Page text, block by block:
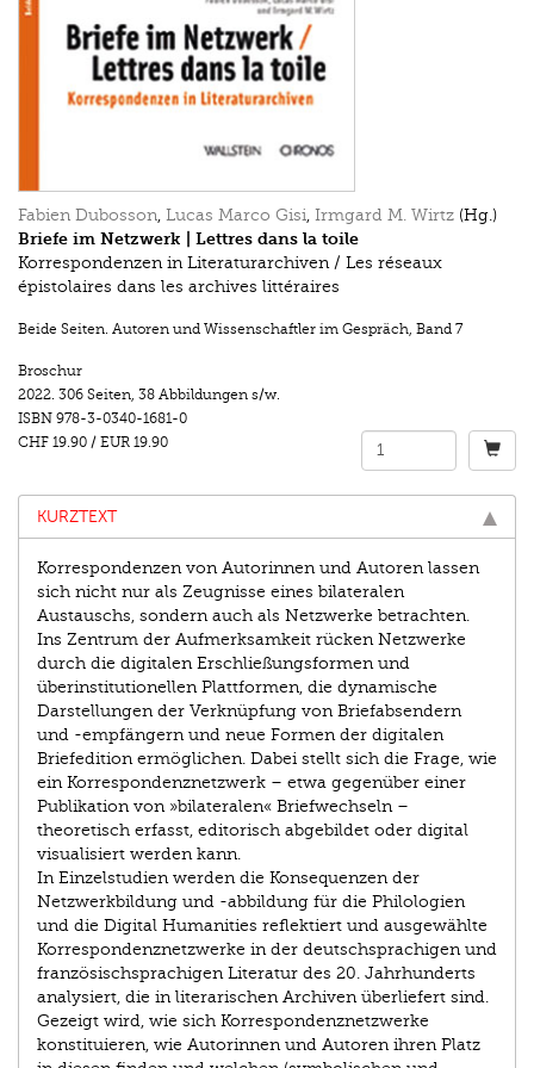
Fabien Dubosson Lucas Marco Gisi Irmgard M. Wirtz (Hg.)
Briefe im Netzwerk | Lettres dans la toile
Korrespondenzen in Literaturarchiven / Les réseaux
épistolaires dans les archives littéraires
Beide Seiten. Autoren und Wissenschaftler im Gespräch, Band 7
Broschur
2022. 306 Seiten, 38 Abbildungen s/w.
ISBN 978-3-0340-1681-0
CHF 19.90 / EUR 19.90
KURZTEXT
Korrespondenzen von Autorinnen und Autoren lassen
sich nicht nur als Zeugnisse eines bilateralen
Austauschs, sondern auch als Netzwerke betrachten.
Ins Zentrum der Aufmerksamkeit rücken Netzwerke
durch die digitalen Erschließungsformen und
überinstitutionellen Plattformen, die dynamische
Darstellungen der Verknüpfung von Briefabsendern
und -empfängern und neue Formen der digitalen
Briefedition ermöglichen. Dabei stellt sich die Frage, wie
ein Korrespondenznetzwerk – etwa gegenüber einer
Publikation von »bilateralen« Briefwechseln –
theoretisch erfasst, editorisch abgebildet oder digital
visualisiert werden kann.
In Einzelstudien werden die Konsequenzen der
Netzwerkbildung und -abbildung für die Philologien
und die Digital Humanities reflektiert und ausgewählte
Korrespondenznetzwerke in der deutschsprachigen und
französischsprachigen Literatur des 20. Jahrhunderts
analysiert, die in literarischen Archiven überliefert sind.
Gezeigt wird, wie sich Korrespondenznetzwerke
konstituieren, wie Autorinnen und Autoren ihren Platz